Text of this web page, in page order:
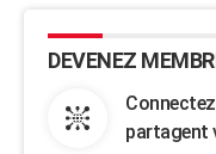
DEVENEZ
partagent